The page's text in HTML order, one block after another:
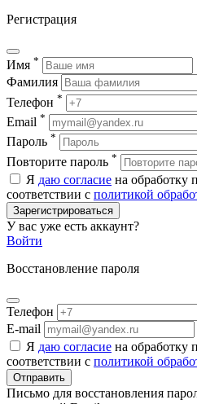
Регистрация
Имя *
Фамилия
Телефон *
Email *
Пароль *
Повторите пароль *
Я даю согласие на обработку
соответствии с политикой
Зарегистрироваться
У вас уже есть аккаунт?
Войти
Восстановление пароля
Телефон
E-mail
Я даю согласие на обработку
соответствии с политикой
Отправить
Письмо для восстановления